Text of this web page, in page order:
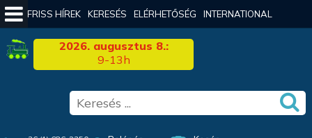
FRISS HÍREK KERESÉS ELÉRHETŐSÉG INTERNATIONAL
2026. augusztus 8.:
9-13h